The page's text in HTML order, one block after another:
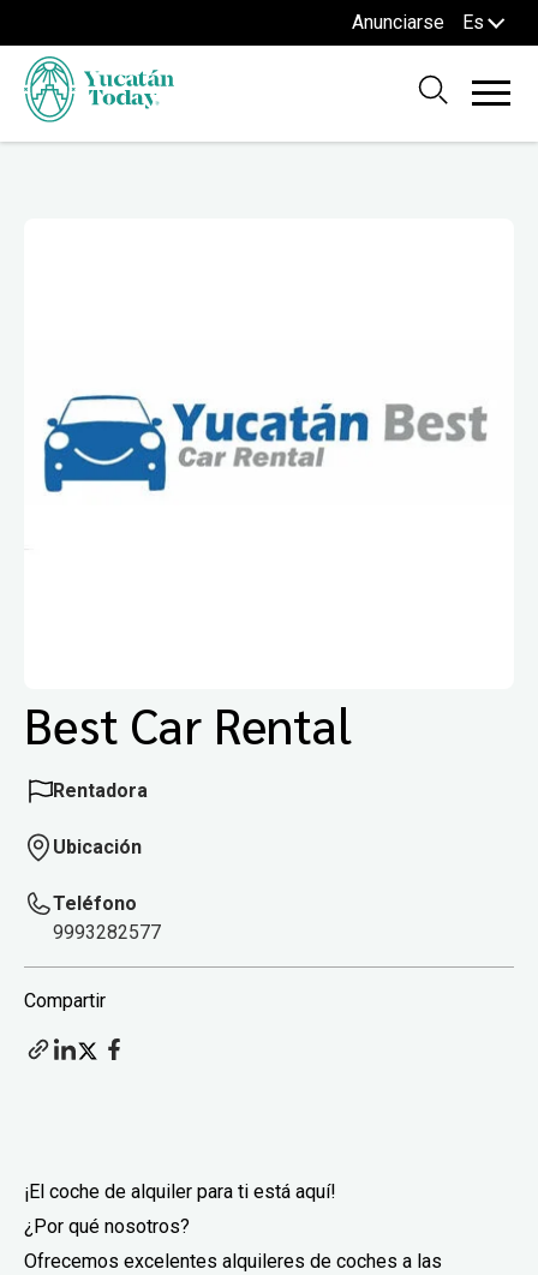
Anunciarse Es
Best Car Rental
Rentadora
Ubicación
Teléfono
9993282577
Compartir
¡El coche de alquiler para ti está aquí!
¿Por qué nosotros?
Ofrecemos excelentes alquileres de coches a las